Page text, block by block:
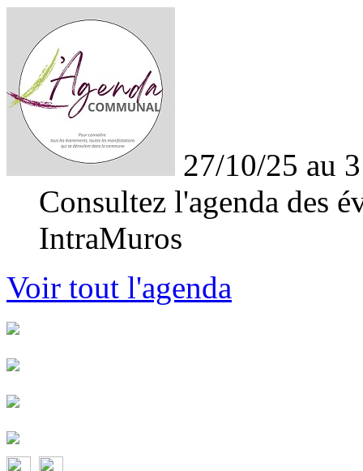
27/10/25 au
Consultez l'agenda des
IntraMuros
Voir tout l'agenda